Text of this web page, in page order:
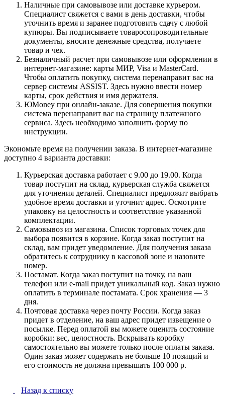
Наличные при самовывозе или доставке курьером.
Специалист свяжется с вами в день доставки, чтобы
уточнить время и заранее подготовить сдачу с любой
купюры. Вы подписываете товаросопроводительные
документы, вносите денежные средства, получаете
товар и чек.
Безналичный расчет при самовывозе или оформлении в
интернет-магазине: карты МИР, Visa и MasterCard.
Чтобы оплатить покупку, система перенаправит вас на
сервер системы ASSIST. Здесь нужно ввести номер
карты, срок действия и имя держателя.
ЮMoney при онлайн-заказе. Для совершения покупки
система перенаправит вас на страницу платежного
сервиса. Здесь необходимо заполнить форму по
инструкции.
Экономьте время на получении заказа. В интернет-магазине
доступно 4 варианта доставки:
Курьерская доставка работает с 9.00 до 19.00. Когда
товар поступит на склад, курьерская служба свяжется
для уточнения деталей. Специалист предложит выбрать
удобное время доставки и уточнит адрес. Осмотрите
упаковку на целостность и соответствие указанной
комплектации.
Самовывоз из магазина. Список торговых точек для
выбора появится в корзине. Когда заказ поступит на
склад, вам придет уведомление. Для получения заказа
обратитесь к сотруднику в кассовой зоне и назовите
номер.
Постамат. Когда заказ поступит на точку, на ваш
телефон или e-mail придет уникальный код. Заказ нужно
оплатить в терминале постамата. Срок хранения — 3
дня.
Почтовая доставка через почту России. Когда заказ
придет в отделение, на ваш адрес придет извещение о
посылке. Перед оплатой вы можете оценить состояние
коробки: вес, целостность. Вскрывать коробку
самостоятельно вы можете только после оплаты заказа.
Один заказ может содержать не больше 10 позиций и
его стоимость не должна превышать 100 000 р.
Назад к списку